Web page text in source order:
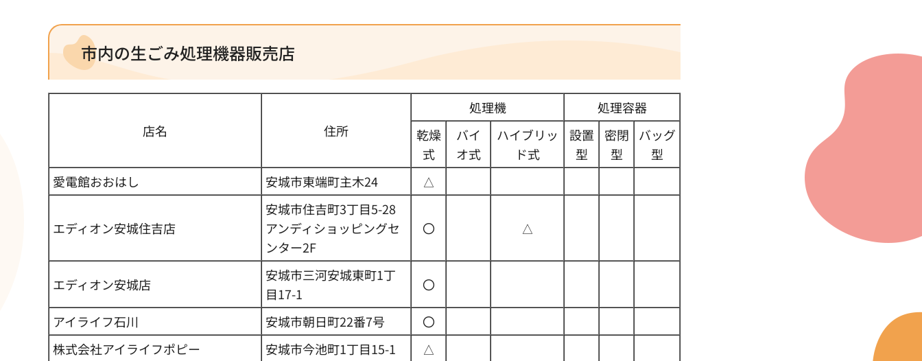
市内の生ごみ処理機器販売店
店名 住所
処理機
処理容器
乾燥
式
バイ
オ式
ハイブリッ
ド式
設置
型
密閉
型
バッグ
型
愛電館おおはし
安城市東端町主木24 △
エディオン安城住吉店
安城市住吉町3丁目5-28
アンディショッピングセ
ンター2F
〇 △
エディオン安城店
安城市三河安城東町1丁
目17-1
〇
アイライフ石川 安城市朝日町22番7号
〇
株式会社アイライフポピー
安城市今池町1丁目15-1
△